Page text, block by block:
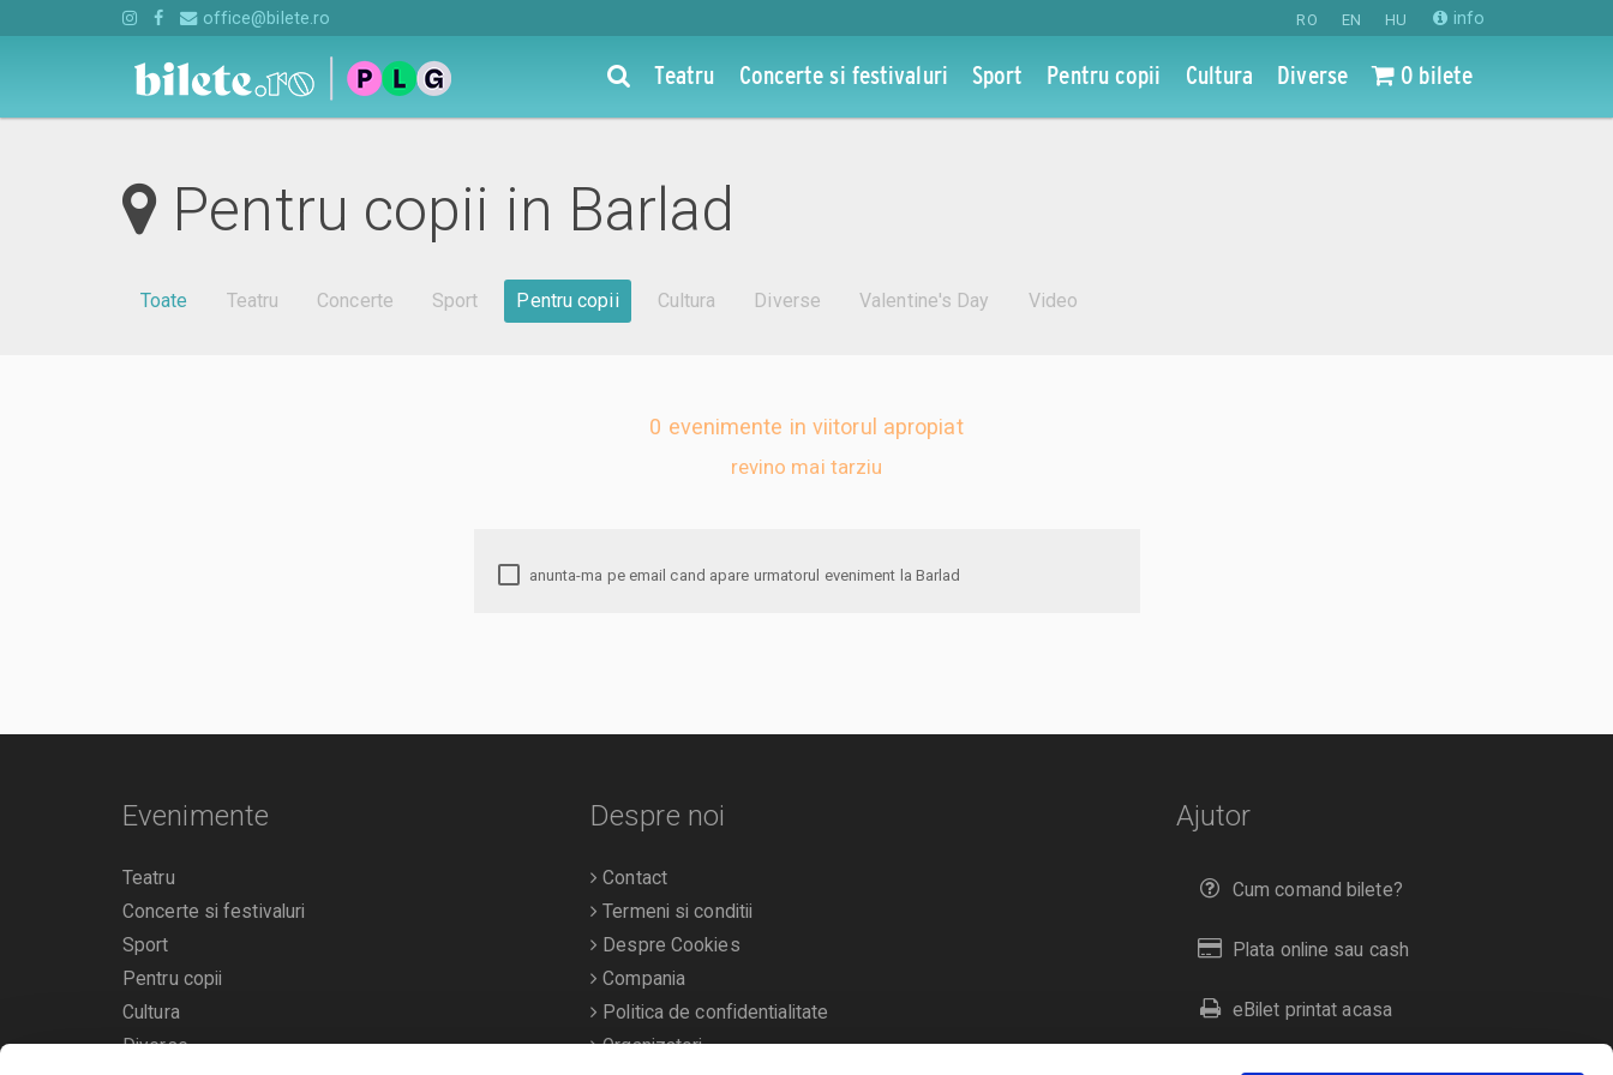
RO EN HU info
office@bilete.ro
Teatru Concerte si festivaluri Sport Pentru copii Cultura Diverse 0 bilete
Pentru copii in Barlad
Toate Teatru Concerte Sport Pentru copii Cultura Diverse Valentine's Day Video
0 evenimente in viitorul apropiat
revino mai tarziu
anunta-ma pe email cand apare urmatorul eveniment la Barlad
Ajutor
Cum comand bilete?
Plata online sau cash
eBilet printat acasa
Livrare prin curier
Evenimente
Teatru
Concerte si festivaluri
Sport
Pentru copii
Cultura
Diverse
Despre noi
Contact
Termeni si conditii
Despre Cookies
Compania
Politica de confidentialitate
Organizatori